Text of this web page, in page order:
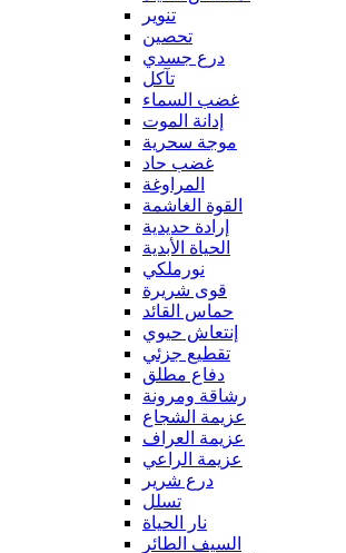
تنوير
تحصين
درع جسدي
تآكل
غضب السماء
إدانة الموت
موجة سحرية
غضب حاد
المراوغة
القوة الغاشمة
إرادة حديدية
الحياة الأبدية
نورملكي
قوى شريرة
حماس القائد
إنتعاش حيوي
تقطيع جزئي
دفاع مطلق
رشاقة ومرونة
عزيمة الشجاع
عزيمة العراف
عزيمة الراعي
درع شرير
تسلل
نار الحياة
السيف الطائر